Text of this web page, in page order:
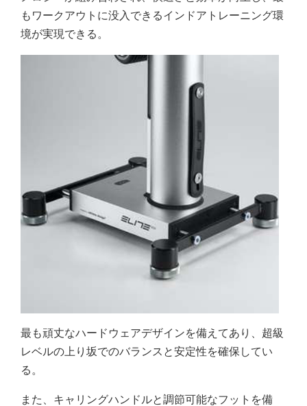
もワークアウトに没入できるインドアトレーニング環
境が実現できる。
最も頑丈なハードウェアデザインを備えてあり、超級
レベルの上り坂でのバランスと安定性を確保してい
る。
また、キャリングハンドルと調節可能なフットを備